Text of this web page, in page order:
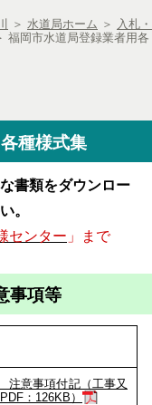
＞ 水道局ホーム ＞ 入札・
福岡市水道局登録業者用各
種様式集
書類をダウンロー
。
センター 」まで
事項等
意事項付記（工事又
：126KB）